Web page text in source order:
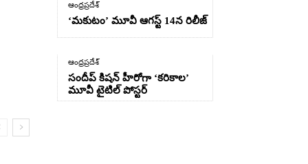
ఆంధ్రప్రదేశ్
‘మకుటం’ మూవీ ఆగస్ట్ 14న రిలీజ్
ఆంధ్రప్రదేశ్
సందీప్ కిషన్ హీరోగా ‘కరికాల’
మూవీ టైటిల్ పోస్టర్